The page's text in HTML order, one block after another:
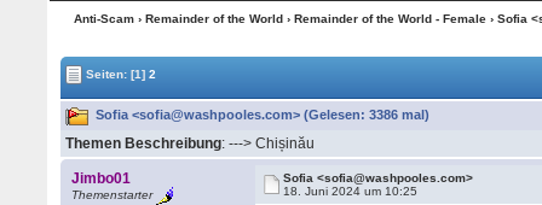
Anti-Scam› Remainder of the World› Remainder of the World - Female› Sofia
Seiten:[1] 2
Sofia <sofia@washpooles.com> (Gelesen: 3386 mal)
Themen Beschreibung: ---> Chișinău
Jimbo01
Themenstarter
Sofia <sofia@washpooles.com>
18. Juni 2024 um 10:25